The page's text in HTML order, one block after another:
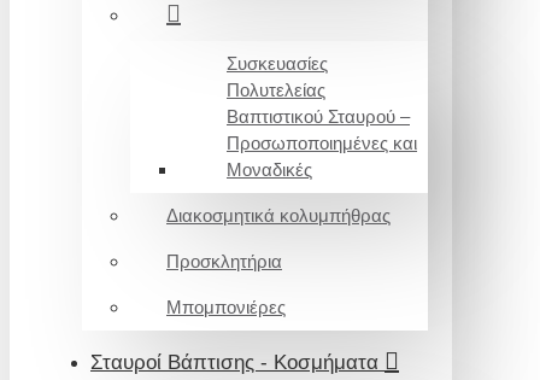
Συσκευασίες
Πολυτελείας
Βαπτιστικού Σταυρού –
Προσωποποιημένες και
Μοναδικές
Διακοσμητικά κολυμπήθρας
Προσκλητήρια
Μπομπονιέρες
Σταυροί Βάπτισης - Κοσμήματα